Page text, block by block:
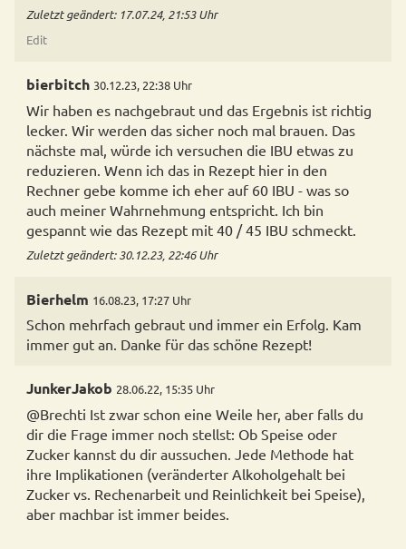
Zuletzt geändert: 17.07.24, 21:53 Uhr
Edit
bierbitch 30.12.23, 22:38 Uhr
Wir haben es nachgebraut und das Ergebnis ist richtig
lecker. Wir werden das sicher noch mal brauen. Das
nächste mal, würde ich versuchen die IBU etwas zu
reduzieren. Wenn ich das in Rezept hier in den
Rechner gebe komme ich eher auf 60 IBU - was so
auch meiner Wahrnehmung entspricht. Ich bin
gespannt wie das Rezept mit 40 / 45 IBU schmeckt.
Zuletzt geändert: 30.12.23, 22:46 Uhr
Bierhelm 16.08.23, 17:27 Uhr
Schon mehrfach gebraut und immer ein Erfolg. Kam
immer gut an. Danke für das schöne Rezept!
JunkerJakob 28.06.22, 15:35 Uhr
@Brechti Ist zwar schon eine Weile her, aber falls du
dir die Frage immer noch stellst: Ob Speise oder
Zucker kannst du dir aussuchen. Jede Methode hat
ihre Implikationen (veränderter Alkoholgehalt bei
Zucker vs. Rechenarbeit und Reinlichkeit bei Speise),
aber machbar ist immer beides.